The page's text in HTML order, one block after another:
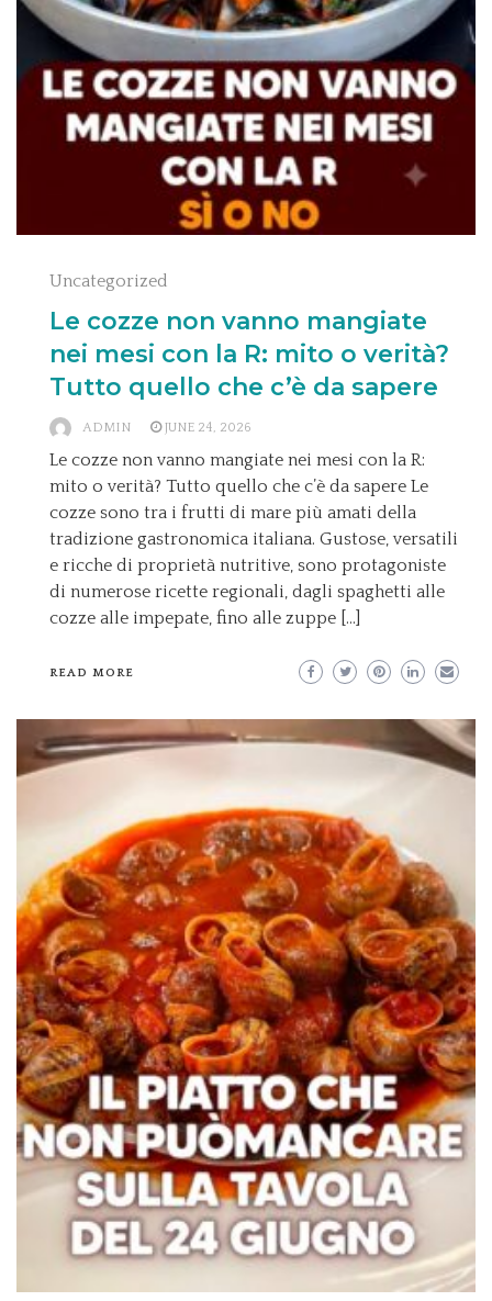
Uncategorized
Le cozze non vanno mangiate
nei mesi con la R: mito o verità?
Tutto quello che c’è da sapere
ADMIN JUNE 24, 2026
Le cozze non vanno mangiate nei mesi con la R:
mito o verità? Tutto quello che c’è da sapere Le
cozze sono tra i frutti di mare più amati della
tradizione gastronomica italiana. Gustose, versatili
e ricche di proprietà nutritive, sono protagoniste
di numerose ricette regionali, dagli spaghetti alle
cozze alle impepate, fino alle zuppe […]
READ MORE